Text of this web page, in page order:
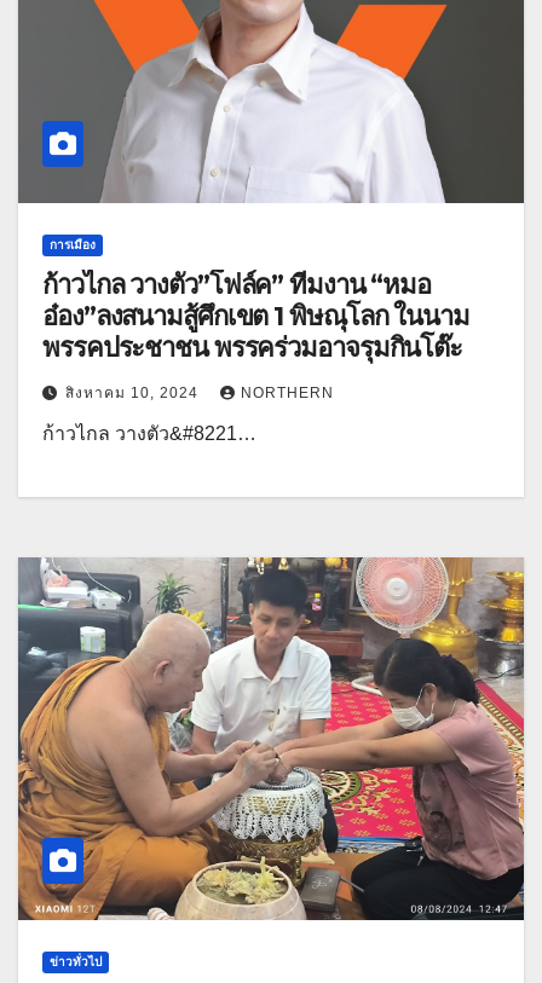
การเมือง
ก้าวไกล วางตัว”โฟล์ค” ทีมงาน “หมอ
อ๋อง”ลงสนามสู้ศึกเขต 1 พิษณุโลก ในนาม
พรรคประชาชน พรรคร่วมอาจรุมกินโต๊ะ
สิงหาคม 10, 2024 NORTHERN
ก้าวไกล วางตัว&#8221…
ข่าวทั่วไป